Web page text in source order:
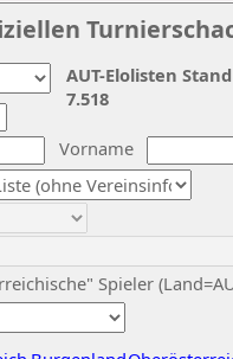
Vorname
Spieler
AUT-Elolisten
7.518